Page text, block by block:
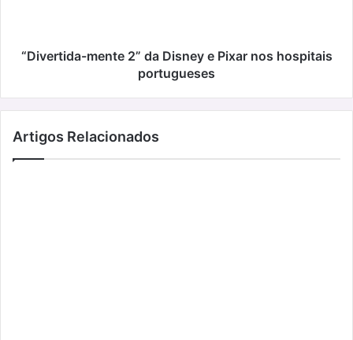
portugueses
“Divertida-mente 2” da Disney e Pixar nos hospitais
portugueses
Artigos Relacionados